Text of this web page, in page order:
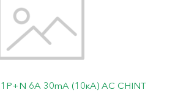
6А 30mA (10кА) АС CHINT